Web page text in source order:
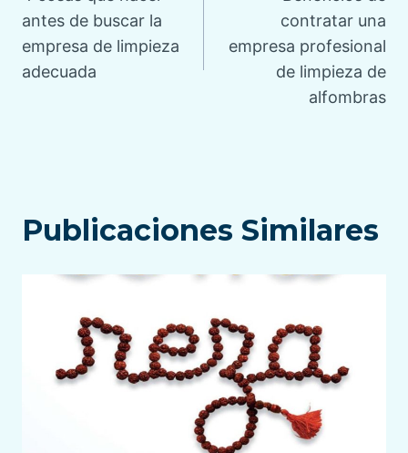
de
entradas
antes de buscar la
empresa de limpieza
adecuada
contratar una
empresa profesional
de limpieza de
alfombras
Publicaciones Similares